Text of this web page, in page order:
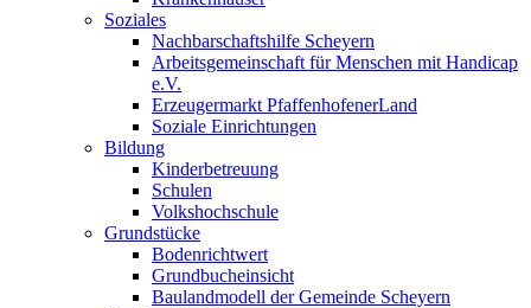
Soziales
Nachbarschaftshilfe Scheyern
Arbeitsgemeinschaft für Menschen mit Handicap
e.V.
Erzeugermarkt PfaffenhofenerLand
Soziale Einrichtungen
Bildung
Kinderbetreuung
Schulen
Volkshochschule
Grundstücke
Bodenrichtwert
Grundbucheinsicht
Baulandmodell der Gemeinde Scheyern